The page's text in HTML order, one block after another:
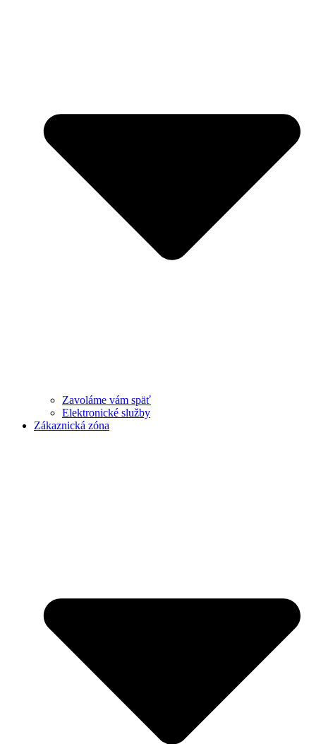
Zavoláme vám späť
Elektronické služby
Zákaznická zóna